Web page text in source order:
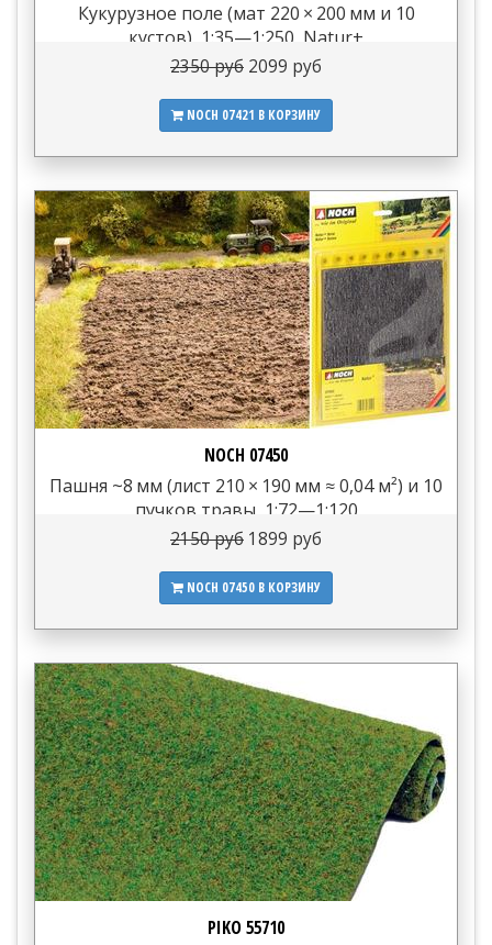
Кукурузное поле (мат 220 × 200 мм и 10
кустов), 1:35—1:250, Natur+
2350 руб 2099 руб
NOCH 07421 В КОРЗИНУ
NOCH 07450
Пашня ~8 мм (лист 210 × 190 мм ≈ 0,04 м²) и 10
пучков травы, 1:72—1:120
2150 руб 1899 руб
NOCH 07450 В КОРЗИНУ
PIKO 55710